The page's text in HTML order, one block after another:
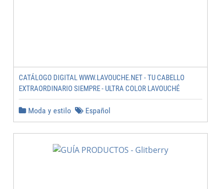
CATÁLOGO DIGITAL WWW.LAVOUCHE.NET - TU CABELLO
EXTRAORDINARIO SIEMPRE - ULTRA COLOR LAVOUCHÉ
Moda y estilo Español